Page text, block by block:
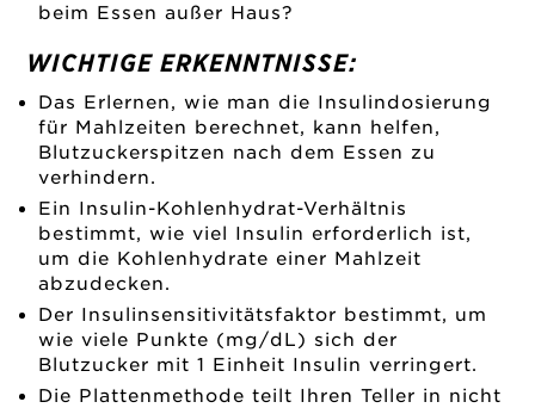
beim Essen außer Haus?
WICHTIGE ERKENNTNISSE:
Das Erlernen, wie man die Insulindosierung
für Mahlzeiten berechnet, kann helfen,
Blutzuckerspitzen nach dem Essen zu
verhindern.
Ein Insulin-Kohlenhydrat-Verhältnis
bestimmt, wie viel Insulin erforderlich ist,
um die Kohlenhydrate einer Mahlzeit
abzudecken.
Der Insulinsensitivitätsfaktor bestimmt, um
wie viele Punkte (mg/dL) sich der
Blutzucker mit 1 Einheit Insulin verringert.
Die Plattenmethode teilt Ihren Teller in nicht